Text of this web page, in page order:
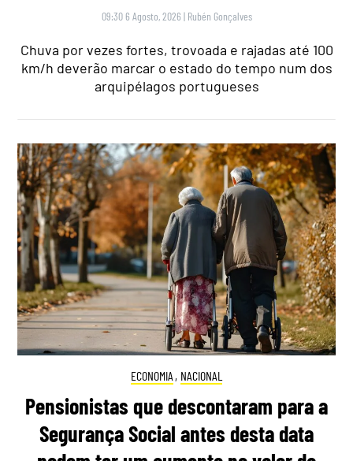
09:30 6 Agosto, 2026 | Rubén Gonçalves
Chuva por vezes fortes, trovoada e rajadas até 100
km/h deverão marcar o estado do tempo num dos
arquipélagos portugueses
ECONOMIA , NACIONAL
Pensionistas que descontaram para a
Segurança Social antes desta data